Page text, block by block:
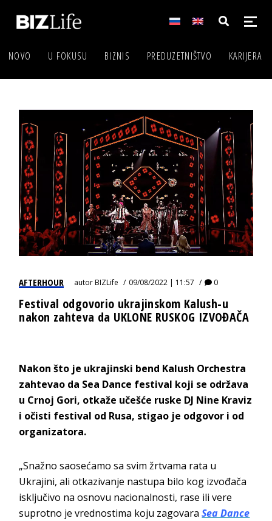
NOVO U FOKUSU BIZNIS PREDUZETNIŠTVO KARIJERA
AFTERHOUR autorBIZLife 09/08/2022 | 11:57 0
Festival odgovorio ukrajinskom Kalush-u
nakon zahteva da UKLONE RUSKOG IZVOĐAČA
Nakon što je ukrajinski bend Kalush Orchestra
zahtevao da Sea Dance festival koji se održava
u Crnoj Gori, otkaže učešće ruske DJ Nine Kraviz
i očisti festival od Rusa, stigao je odgovor i od
organizatora.
„Snažno saosećamo sa svim žrtvama rata u
Ukrajini, ali otkazivanje nastupa bilo kog izvođača
isključivo na osnovu nacionalnosti, rase ili vere
suprotno je vrednostima koju zagovaraSea Dance